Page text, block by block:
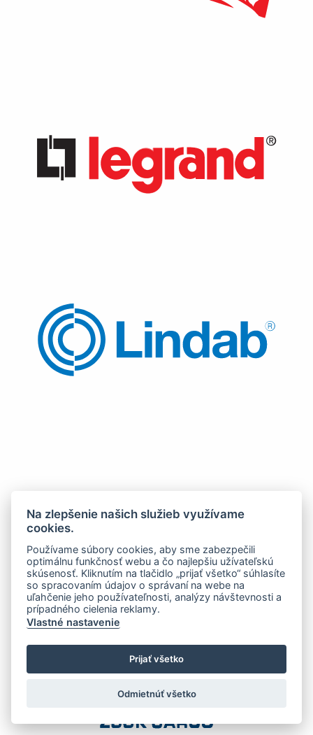
Na zlepšenie našich služieb využívame
cookies.
Používame súbory cookies, aby sme zabezpečili
optimálnu funkčnosť webu a čo najlepšiu užívateľskú
skúsenosť. Kliknutím na tlačidlo „prijať všetko“ súhlasíte
so spracovaním údajov o správaní na webe na
uľahčenie jeho používateľnosti, analýzy návštevnosti a
prípadného cielenia reklamy.
Vlastné nastavenie
Prijať všetko
Odmietnúť všetko